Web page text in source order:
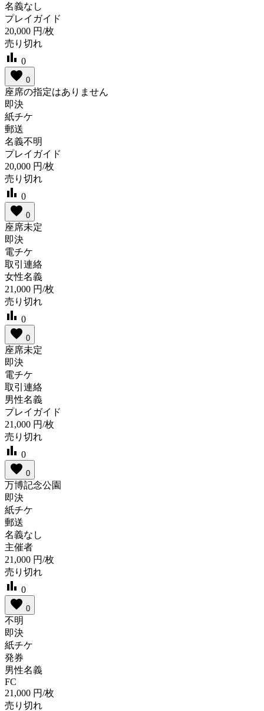
名義なし
プレイガイド
20,000 円/枚
売り切れ
bar_chart 0
favorite 0
座席の指定はありません
即決
紙チケ
郵送
名義不明
プレイガイド
20,000 円/枚
売り切れ
bar_chart 0
favorite 0
座席未定
即決
電チケ
取引連絡
女性名義
21,000 円/枚
売り切れ
bar_chart 0
favorite 0
座席未定
即決
電チケ
取引連絡
男性名義
プレイガイド
21,000 円/枚
売り切れ
bar_chart 0
favorite 0
万博記念公園
即決
紙チケ
郵送
名義なし
主催者
21,000 円/枚
売り切れ
bar_chart 0
favorite 0
不明
即決
紙チケ
発券
男性名義
FC
21,000 円/枚
売り切れ